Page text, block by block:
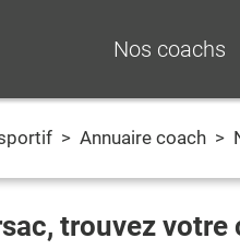
Nos coachs
> Annuaire coach >
, trouvez